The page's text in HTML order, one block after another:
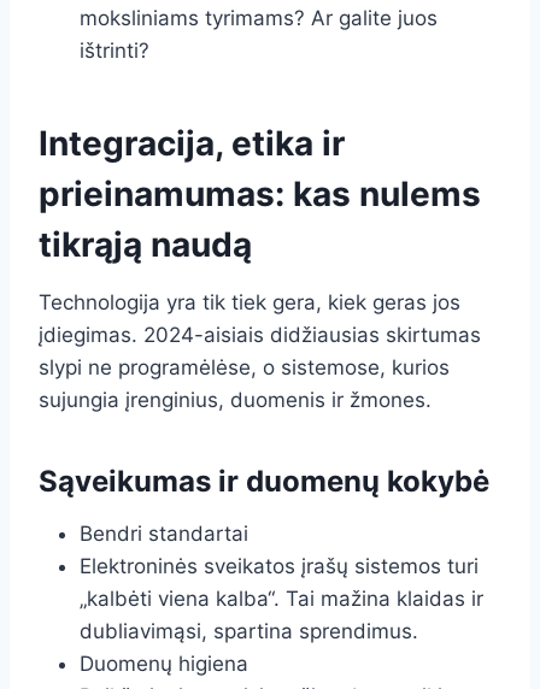
moksliniams tyrimams? Ar galite juos
ištrinti?
Integracija, etika ir
prieinamumas: kas nulems
tikrąją naudą
Technologija yra tik tiek gera, kiek geras jos
įdiegimas. 2024-aisiais didžiausias skirtumas
slypi ne programėlėse, o sistemose, kurios
sujungia įrenginius, duomenis ir žmones.
Sąveikumas ir duomenų kokybė
Bendri standartai
Elektroninės sveikatos įrašų sistemos turi
„kalbėti viena kalba“. Tai mažina klaidas ir
dubliavimąsi, spartina sprendimus.
Duomenų higiena